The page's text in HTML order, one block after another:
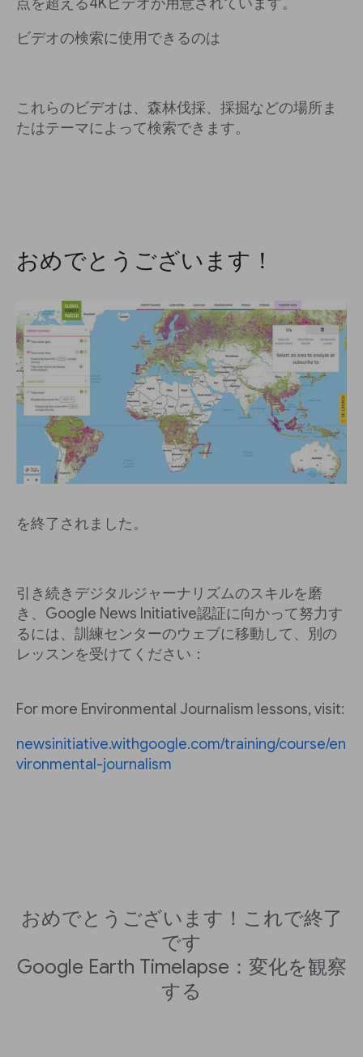
ビデオの検索に使用できるのは
これらのビデオは、森林伐採、採掘などの場所ま
たはテーマによって検索できます。
おめでとうございます！
を終了されました。
引き続きデジタルジャーナリズムのスキルを磨
き、Google News Initiative認証に向かって努力す
るには、訓練センターのウェブに移動して、別の
レッスンを受けてください：
For more Environmental Journalism lessons, visit:
newsinitiative.withgoogle.com/training/course/en
vironmental-journalism
おめでとうございます！これで終了
です
Google Earth Timelapse：変化を観察
する